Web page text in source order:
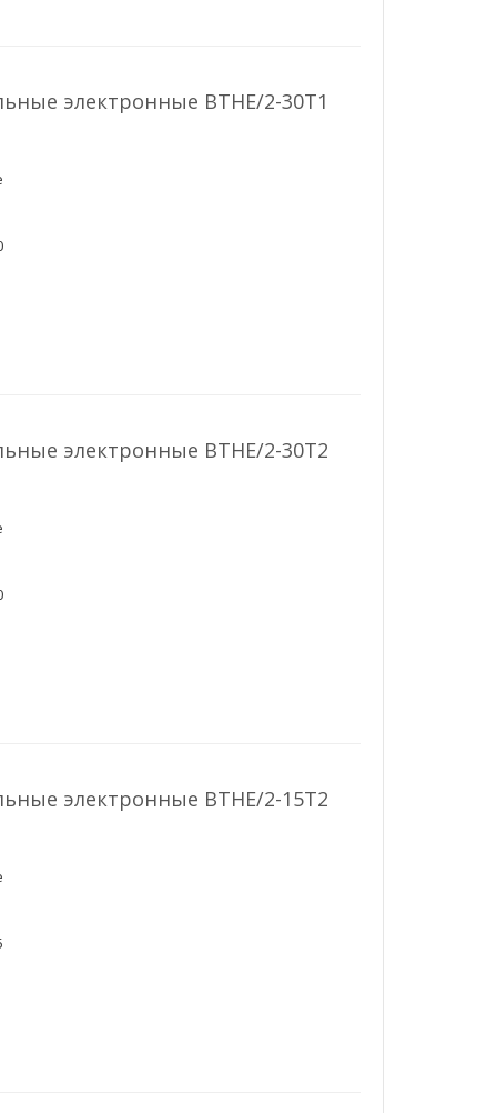
электронные ВТНЕ/2-30Т1
электронные ВТНЕ/2-30Т2
электронные ВТНЕ/2-15Т2